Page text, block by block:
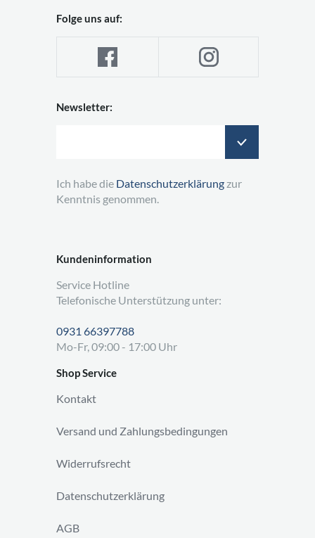
Kundeninformation
Service Hotline
Telefonische Unterstützung unter:
0931 66397788
Mo-Fr, 09:00 - 17:00 Uhr
Shop Service
Kontakt
Versand und Zahlungsbedingungen
Widerrufsrecht
Datenschutzerklärung
AGB
Folge uns auf:
Newsletter:
Ich habe die Datenschutzerklärung zur
Kenntnis genommen.